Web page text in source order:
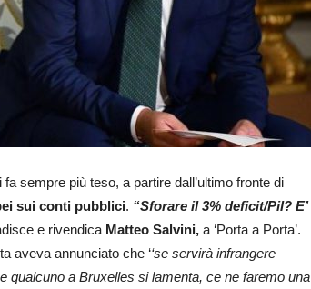
sempre più teso, a partire dall’ultimo fronte di
sui conti pubblici. “Sforare il 3% deficit/Pil? E’
e rivendica Matteo Salvini, a ‘Porta a Porta’.
aveva annunciato che ‘‘se servirà infrangere
qualcuno a Bruxelles si lamenta, ce ne faremo una